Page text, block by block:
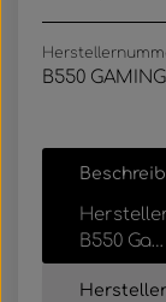
B550
B550 Ga…
Hersteller